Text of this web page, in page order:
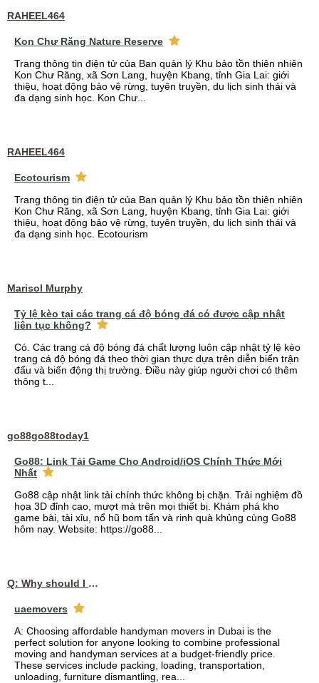
RAHEEL464
Kon Chư Răng Nature Reserve
Trang thông tin điện tử của Ban quản lý Khu bảo tồn thiên nhiên
Kon Chư Răng, xã Sơn Lang, huyện Kbang, tỉnh Gia Lai: giới
thiệu, hoạt động bảo vệ rừng, tuyên truyền, du lịch sinh thái và
đa dạng sinh học. Kon Chư...
RAHEEL464
Ecotourism
Trang thông tin điện tử của Ban quản lý Khu bảo tồn thiên nhiên
Kon Chư Răng, xã Sơn Lang, huyện Kbang, tỉnh Gia Lai: giới
thiệu, hoạt động bảo vệ rừng, tuyên truyền, du lịch sinh thái và
đa dạng sinh học. Ecotourism
Marisol Murphy
Tỷ lệ kèo tại các trang cá độ bóng đá có được cập nhật
liên tục không?
Có. Các trang cá độ bóng đá chất lượng luôn cập nhật tỷ lệ kèo
trang cá độ bóng đá theo thời gian thực dựa trên diễn biến trận
đấu và biến động thị trường. Điều này giúp người chơi có thêm
thông t...
go88go88today1
Go88: Link Tải Game Cho Android/iOS Chính Thức Mới
Nhất
Go88 cập nhật link tải chính thức không bị chặn. Trải nghiệm đồ
họa 3D đỉnh cao, mượt mà trên mọi thiết bị. Khám phá kho
game bài, tài xỉu, nổ hũ bom tấn và rinh quà khủng cùng Go88
hôm nay. Website: https://go88...
Q: Why should I choose affordable handyman movers in Dubai for my relocation and maintenance needs?
uaemovers
A: Choosing affordable handyman movers in Dubai is the
perfect solution for anyone looking to combine professional
moving and handyman services at a budget-friendly price.
These services include packing, loading, transportation,
unloading, furniture dismantling, rea...